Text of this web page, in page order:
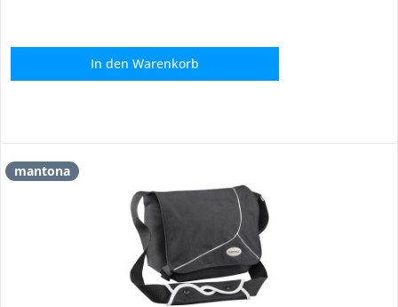
In den Warenkorb
mantona